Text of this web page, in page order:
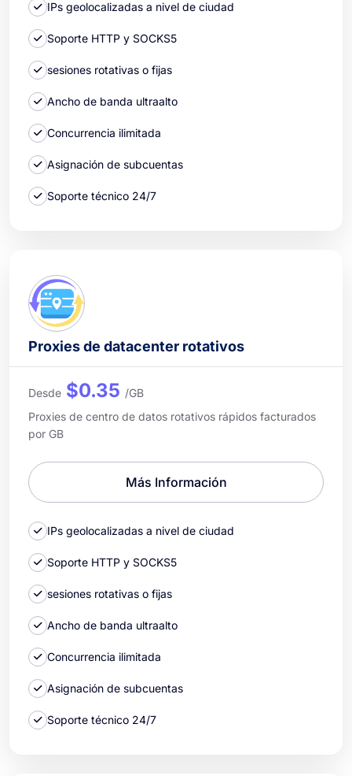
IPs geolocalizadas a nivel de ciudad
Soporte HTTP y SOCKS5
sesiones rotativas o fijas
Ancho de banda ultraalto
Concurrencia ilimitada
Asignación de subcuentas
Soporte técnico 24/7
Proxies de datacenter rotativos
Desde $0.35 /GB
Proxies de centro de datos rotativos rápidos facturados
por GB
Más Información
IPs geolocalizadas a nivel de ciudad
Soporte HTTP y SOCKS5
sesiones rotativas o fijas
Ancho de banda ultraalto
Concurrencia ilimitada
Asignación de subcuentas
Soporte técnico 24/7